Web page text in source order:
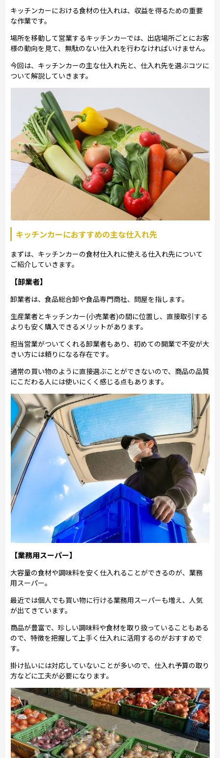
キッチンカーにおける食材の仕入れは、収益を得るための重要
な作業です。
場所を移動して営業するキッチンカーでは、出店場所ごとにお客
様の動向を見て、無駄のない仕入れを行わなければいけません。
今回は、キッチンカーの主な仕入れ先と、仕入れ先を選ぶコツに
ついて解説していきます。
キッチンカーにおすすめの主な仕入れ先
まずは、キッチンカーの食材仕入れに使える仕入れ先について
ご紹介していきます。
【卸業者】
卸業者は、食品総合卸や食品専門商社、問屋を指します。
生産業者とキッチンカー(小売業者)の間に位置し、直接取引する
よりも安く購入できるメリットがあります。
担当営業がついてくれる卸業者もあり、初めての開業で不安が大
きい方には頼りになる存在です。
通常の買い物のように直接選ぶことができないので、商品の品質
にこだわる人には使いにくく感じる点もあります。
【業務用スーパー】
大容量の食材や調味料を安く仕入れることができるのが、業務
用スーパー。
最近では個人でも買い物に行ける業務用スーパーも増え、人気
が出てきています。
商品が豊富で、珍しい調味料や食材を取り扱っていることもある
ので、特徴を把握して上手く仕入れに活用するのがおすすめで
す。
掛け払いには対応していないことが多いので、仕入れ予算の取り
方などに工夫が必要になります。